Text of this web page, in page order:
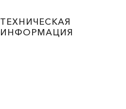
ТЕХНИЧЕСКАЯ
ИНФОРМАЦИЯ